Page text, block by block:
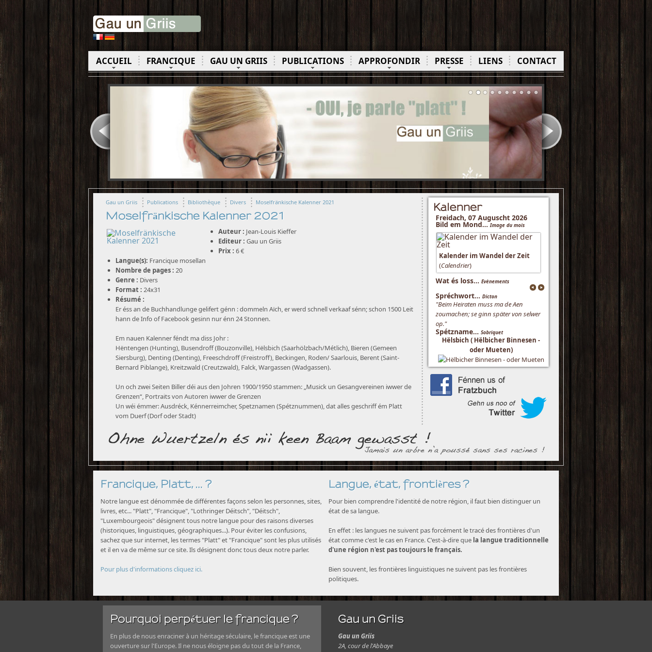
ACCUEIL FRANCIQUE GAU UN GRIIS PUBLICATIONS APPROFONDIR PRESSE LIENS CONTACT
Gau un Griis Publications Bibliothèque Divers Moselfränkische Kalenner 2021
Moselfränkische Kalenner 2021
Auteur : Jean-Louis Kieffer
Editeur : Gau un Griis
Prix : 6 €
Langue(s): Francique mosellan
Nombre de pages : 20
Genre : Divers
Format : 24x31
Résumé :
Er éss an de Buchhandlunge gelifert génn : dommeln Aïch, er werd schnell verkaaf sénn; schon 1500 Leit
hann de Info of Facebook gesinn nur énn 24 Stonnen.
Em nauen Kalenner féndt ma diss Johr :
Hëntengen (Hunting), Busendroff (Bouzonville), Hëlsbich (Saarhölzbach/Métlich), Bieren (Gemeen
Siersburg), Denting (Denting), Freeschdroff (Freistroff), Beckingen, Roden/ Saarlouis, Berent (Saint-
Bernard Piblange), Kreitzwald (Creutzwald), Falck, Wargassen (Wadgassen).
Un och zwei Seiten Biller déi aus den Johren 1900/1950 stammen: „Musick un Gesangvereinen iwwer de
Grenzen“, Portraits von Autoren iwwer de Grenzen
Un wéi émmer: Ausdréck, Kénnerreimcher, Spetznamen (Spétznummen), dat alles geschriff ém Platt
vom Duerf (Dorf oder Stadt)
Kalenner
Freidach, 07 Auguscht 2026
Bild em Mond...Image du mois
Kalender im Wandel der Zeit
(Calendrier)
Wat és loss... Evènements
Spréchwort... Dicton
"Beim Heiraten muss ma de Aen
zoumachen; se ginn später von selwer
op."
Spétzname... Sobriquet
Hëlsbich ( Hëlbicher Binnesen -
oder Mueten)
Francique, Platt, ... ?
Notre langue est dénommée de différentes façons selon les personnes, sites,
livres, etc... "Platt", "Francique", "Lothringer Déitsch", "Déitsch",
"Luxembourgeois" désignent tous notre langue pour des raisons diverses
(historiques, linguistiques, géographiques...). Pour éviter les confusions,
sachez que sur internet, les termes "Platt" et "Francique" sont les plus utilisés
et il en va de même sur ce site. Ils désignent donc tous deux notre parler.
Pour plus d'informations cliquez ici.
Langue, état, frontières ?
Pour bien comprendre l'identité de notre région, il faut bien distinguer un
état de sa langue.
En effet : les langues ne suivent pas forcément le tracé des frontières d'un
état comme c'est le cas en France. C'est-à-dire que la langue traditionnelle
d'une région n'est pas toujours le français.
Bien souvent, les frontières linguistiques ne suivent pas les frontières
politiques.
Pourquoi perpétuer le francique ?
En plus de nous enraciner à un héritage séculaire, le francique est une
ouverture sur l'Europe. Il ne nous éloigne pas du tout de la France,
Gau un Griis
Gau un Griis
2A, cour de l'Abbaye